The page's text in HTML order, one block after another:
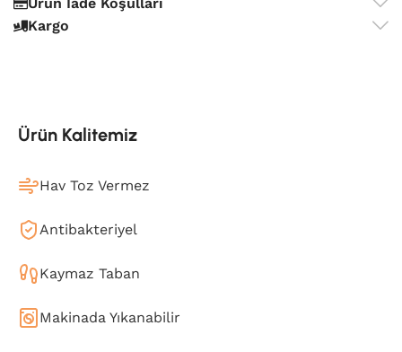
Ürün İade Koşulları
Kargo
Ürün Kalitemiz
Hav Toz Vermez
Antibakteriyel
Kaymaz Taban
Makinada Yıkanabilir